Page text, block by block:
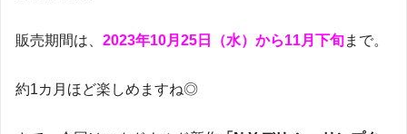
販売期間は、 2023年10月25日（水）から11月下旬まで。
約1カ月ほど楽しめますね◎